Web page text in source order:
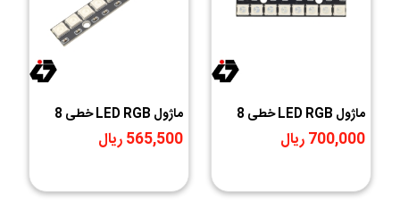
ماژول LED RGB خطی 8
تایی WS2812
700,000 ریال
ماژول LED RGB خطی 8
تایی WS2812
565,500 ریال